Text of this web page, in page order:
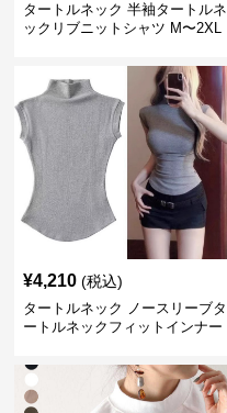
タートルネック 半袖タートルネ
ックリブニットシャツ M〜2XL
¥4,210 (税込)
タートルネック ノースリーブタ
ートルネックフィットインナー